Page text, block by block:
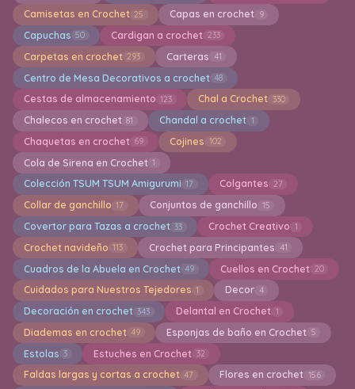
Camisetas en Crochet 25 Capas en crochet 9
Capuchas 50 Cardigan a crochet 233
Carpetas en crochet 293 Carteras 41
Centro de Mesa Decorativos a crochet 48
Cestas de almacenamiento 123 Chal a Crochet 330
Chalecos en crochet 81 Chandal a crochet 1
Chaquetas en crochet 69 Cojines 102
Cola de Sirena en Crochet 1
Colección TSUM TSUM Amigurumi 17 Colgantes 27
Collar de ganchillo 17 Conjuntos de ganchillo 15
Covertor para Tazas a crochet 33 Crochet Creativo 1
Crochet navideño 113 Crochet para Principantes 41
Cuadros de la Abuela en Crochet 49 Cuellos en Crochet 20
Cuidados para Nuestros Tejedores 1 Decor 4
Decoración en crochet 343 Delantal en Crochet 1
Diademas en crochet 49 Esponjas de baño en Crochet 5
Estolas 3 Estuches en Crochet 32
Faldas largas y cortas a crochet 47 Flores en crochet 156